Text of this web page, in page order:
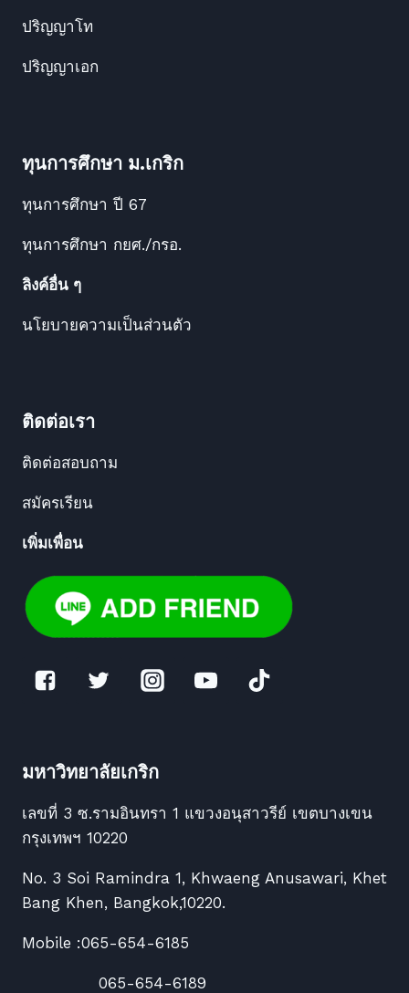
ปริญญาโท
ปริญญาเอก
ทุนการศึกษา ม.เกริก
ทุนการศึกษา ปี 67
ทุนการศึกษา กยศ./กรอ.
ลิงค์อื่น ๆ
นโยบายความเป็นส่วนตัว
ติดต่อเรา
ติดต่อสอบถาม
สมัครเรียน
เพิ่มเพื่อน
มหาวิทยาลัยเกริก
เลขที่ 3 ซ.รามอินทรา 1 แขวงอนุสาวรีย์ เขตบางเขน
กรุงเทพฯ 10220
No. 3 Soi Ramindra 1, Khwaeng Anusawari, Khet
Bang Khen, Bangkok,10220.
Mobile :065-654-6185
065-654-6189